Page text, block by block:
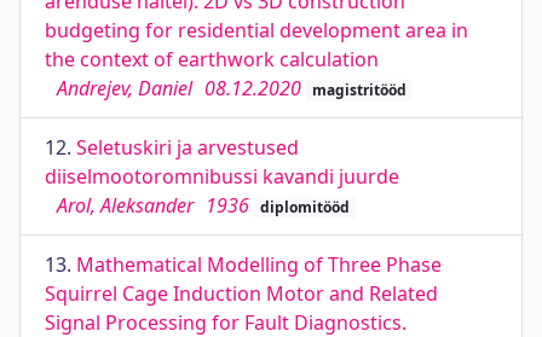
budgeting for residential development area in
the context of earthwork calculation
Andrejev, Daniel 08.12.2020 magistritööd
12. Seletuskiri ja arvestused
diiselmootoromnibussi kavandi juurde
Arol, Aleksander 1936 diplomitööd
13. Mathematical Modelling of Three Phase
Squirrel Cage Induction Motor and Related
Signal Processing for Fault Diagnostics.